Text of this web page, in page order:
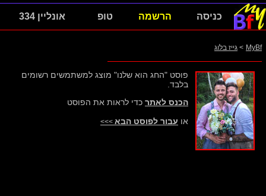
כניסה הרשמה טופ אונליין 334
MyBf
> גייז בלוג
פוסט "החג הוא שלנו" מוצג למשתמשים רשומים
בלבד.
הכנס לאתר כדי לראות את הפוסט
או עבור לפוסט הבא >>>